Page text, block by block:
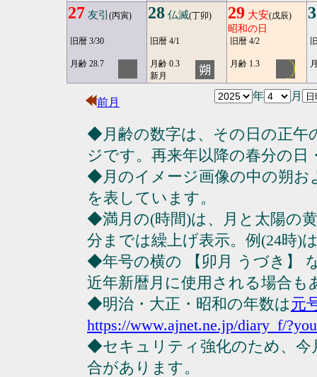
27 友引 (丙寅)
旧暦 3/30
月齢 28.7
28 仏滅(丁卯)
旧暦 4/1
月齢 0.3
新月
29 大安(戊辰)
昭和の日
旧暦 4/2
月齢 1.3
前月
年 月
◆月齢の数字は、その日の正午
ジです。再来年以降の春分の日
◆月のイメージ画像の中の朔
を表しています。
◆満月の(時間)は、月と太陽の
分までは繰上げ表示。例(24時)
◆年号の横の 【卯月 うづき】
近年新暦月に使用される場合も
◆明治・大正・昭和の年数は元
https://www.ajnet.ne.jp/diary_f/
◆セキュリティ強化のため、今
合があります。